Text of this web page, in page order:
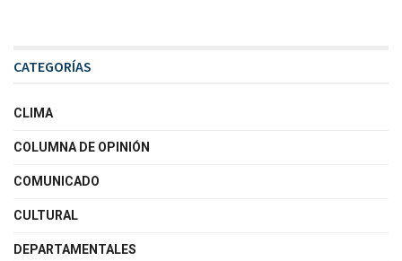
CATEGORÍAS
CLIMA
COLUMNA DE OPINIÓN
COMUNICADO
CULTURAL
DEPARTAMENTALES